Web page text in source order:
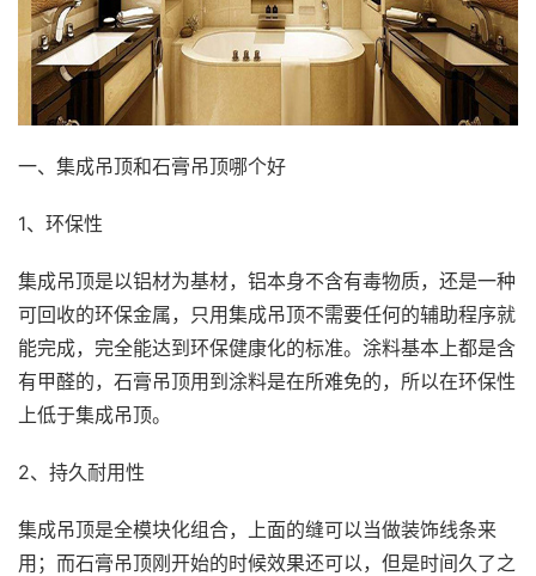
一、集成吊顶和石膏吊顶哪个好
1、环保性
集成吊顶是以铝材为基材，铝本身不含有毒物质，还是一种
可回收的环保金属，只用集成吊顶不需要任何的辅助程序就
能完成，完全能达到环保健康化的标准。涂料基本上都是含
有甲醛的，石膏吊顶用到涂料是在所难免的，所以在环保性
上低于集成吊顶。
2、持久耐用性
集成吊顶是全模块化组合，上面的缝可以当做装饰线条来
用；而石膏吊顶刚开始的时候效果还可以，但是时间久了之